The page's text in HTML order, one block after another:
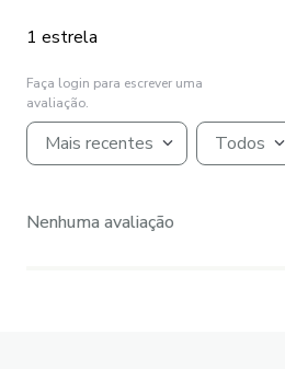
1 estrela
Faça login para escrever uma
avaliação.
Mais recentes Todos
Nenhuma avaliação